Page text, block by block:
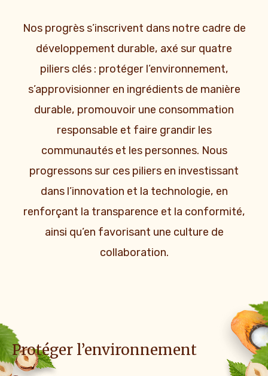
Nos progrès s’inscrivent dans notre cadre de
développement durable, axé sur quatre
piliers clés : protéger l’environnement,
s’approvisionner en ingrédients de manière
durable, promouvoir une consommation
responsable et faire grandir les
communautés et les personnes. Nous
progressons sur ces piliers en investissant
dans l’innovation et la technologie, en
renforçant la transparence et la conformité,
ainsi qu’en favorisant une culture de
collaboration.
Protéger l’environnement